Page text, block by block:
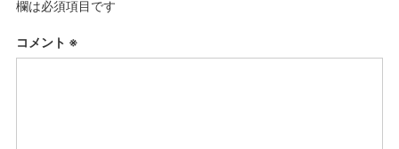
欄は必須項目です
コメント ※